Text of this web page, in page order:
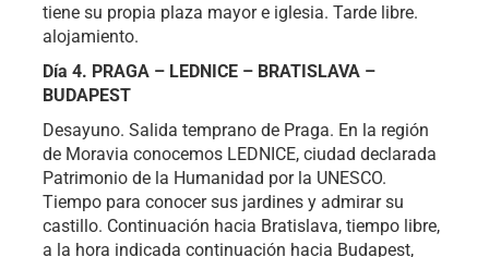
tiene su propia plaza mayor e iglesia. Tarde libre.
alojamiento.
Día 4. PRAGA – LEDNICE – BRATISLAVA –
BUDAPEST
Desayuno. Salida temprano de Praga. En la región
de Moravia conocemos LEDNICE, ciudad declarada
Patrimonio de la Humanidad por la UNESCO.
Tiempo para conocer sus jardines y admirar su
castillo. Continuación hacia Bratislava, tiempo libre,
a la hora indicada continuación hacia Budapest,